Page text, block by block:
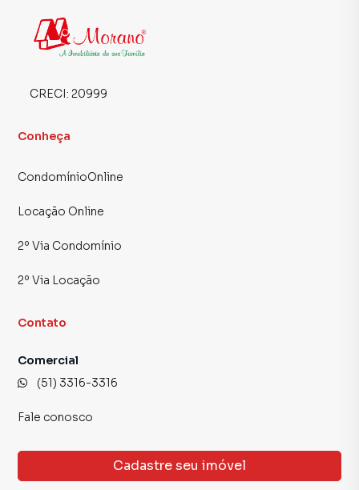
CRECI: 20999
Conheça
CondomínioOnline
Locação Online
2º Via Condomínio
2º Via Locação
Contato
Comercial
(51) 3316-3316
Fale conosco
Cadastre seu imóvel